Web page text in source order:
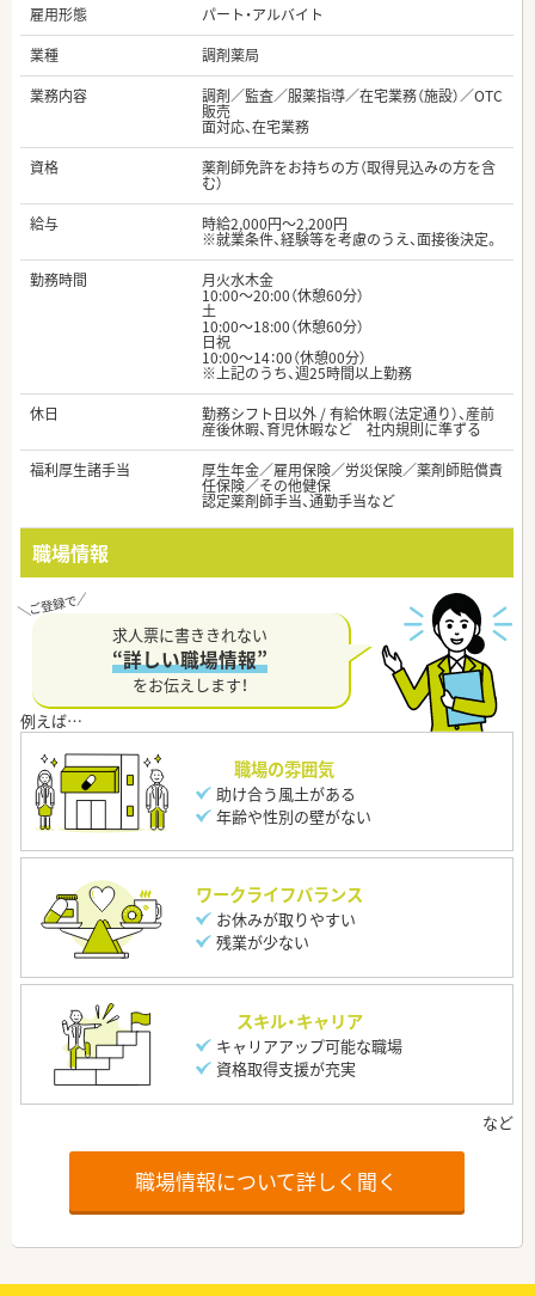
雇用形態
パート・アルバイト
業種
調剤薬局
業務内容
調剤／監査／服薬指導／在宅業務（施設）／OTC
販売
面対応、在宅業務
資格
薬剤師免許をお持ちの方（取得見込みの方を含
む）
給与
時給2,000円～2,200円
※就業条件、経験等を考慮のうえ、面接後決定。
勤務時間
月火水木金
10:00～20:00（休憩60分）
土
10:00～18:00（休憩60分）
日祝
10:00～14：00（休憩00分）
※上記のうち、週25時間以上勤務
休日
勤務シフト日以外 / 有給休暇（法定通り）、産前
産後休暇、育児休暇など 社内規則に準ずる
福利厚生諸手当
厚生年金／雇用保険／労災保険／薬剤師賠償責
任保険／その他健保
認定薬剤師手当、通勤手当など
職場情報
求人票に書ききれない
“詳しい職場情報”
をお伝えします！
職場の雰囲気
助け合う風土がある
年齢や性別の壁がない
ワークライフバランス
お休みが取りやすい
残業が少ない
スキル・キャリア
キャリアアップ可能な職場
資格取得支援が充実
職場情報について詳しく聞く